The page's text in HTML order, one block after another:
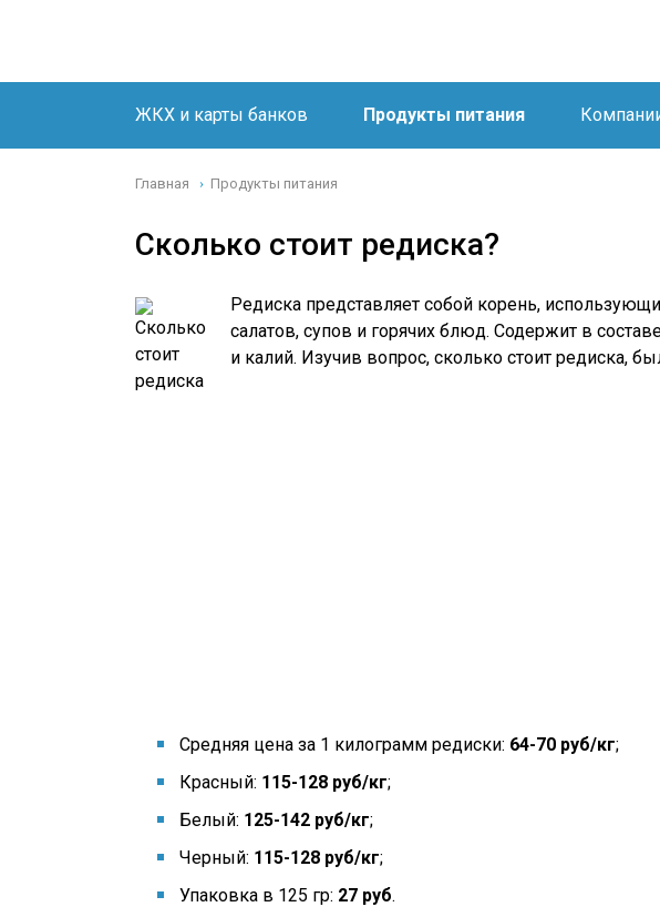
ЖКХ и карты банков Продукты питания
Главная › Продукты питания
Сколько стоит редиска?
Редиска представляет собой корень,
салатов, супов и горячих блюд. Содержит в
и калий. Изучив вопрос, сколько стоит редиска,
Средняя цена за 1 килограмм редиски: 64-70 руб/кг;
Красный: 115-128 руб/кг;
Белый: 125-142 руб/кг;
Черный: 115-128 руб/кг;
Упаковка в 125 гр: 27 руб.